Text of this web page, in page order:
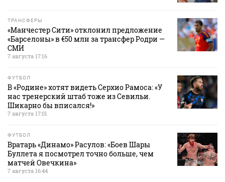
ТРАНСФЕРЫ
«Манчестер Сити» отклонил предложение
«Барселоны» в €50 млн за трансфер Родри —
СМИ
7 августа 17:16
ФУТБОЛ
В «Родине» хотят видеть Серхио Рамоса: «У
нас тренерский штаб тоже из Севильи.
Шикарно бы вписался!»
7 августа 17:01
ФУТБОЛ
Вратарь «Динамо» Расулов: «Боев Шары
Буллета я посмотрел точно больше, чем
матчей Овечкина»
7 августа 16:44